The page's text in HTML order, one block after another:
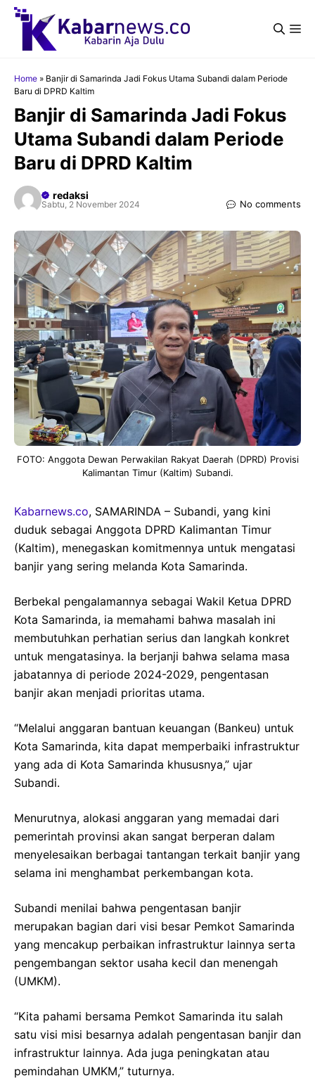
Langsung
Home » Banjir di Samarinda Jadi Fokus Utama Subandi dalam Periode
Baru di DPRD Kaltim
Banjir di Samarinda Jadi Fokus
Utama Subandi dalam Periode
Baru di DPRD Kaltim
redaksi
Sabtu, 2 November 2024 No comments
FOTO: Anggota Dewan Perwakilan Rakyat Daerah (DPRD) Provisi
Kalimantan Timur (Kaltim) Subandi.
Kabarnews.co, SAMARINDA – Subandi, yang kini
duduk sebagai Anggota DPRD Kalimantan Timur
(Kaltim), menegaskan komitmennya untuk mengatasi
banjir yang sering melanda Kota Samarinda.
Berbekal pengalamannya sebagai Wakil Ketua DPRD
Kota Samarinda, ia memahami bahwa masalah ini
membutuhkan perhatian serius dan langkah konkret
untuk mengatasinya. Ia berjanji bahwa selama masa
jabatannya di periode 2024-2029, pengentasan
banjir akan menjadi prioritas utama.
“Melalui anggaran bantuan keuangan (Bankeu) untuk
Kota Samarinda, kita dapat memperbaiki infrastruktur
yang ada di Kota Samarinda khususnya,” ujar
Subandi.
Menurutnya, alokasi anggaran yang memadai dari
pemerintah provinsi akan sangat berperan dalam
menyelesaikan berbagai tantangan terkait banjir yang
selama ini menghambat perkembangan kota.
Subandi menilai bahwa pengentasan banjir
merupakan bagian dari visi besar Pemkot Samarinda
yang mencakup perbaikan infrastruktur lainnya serta
pengembangan sektor usaha kecil dan menengah
(UMKM).
“Kita pahami bersama Pemkot Samarinda itu salah
satu visi misi besarnya adalah pengentasan banjir dan
infrastruktur lainnya. Ada juga peningkatan atau
pemindahan UMKM,” tuturnya.